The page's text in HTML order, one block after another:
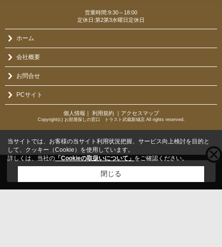
営業時間:9:30～18:00
定休日:第2第3水曜日定休日
ホーム
会社概要
お問合せ
PCサイト
個人情報 利用規約｜ アクセスマップ
Copyright(c) お部屋探しの窓口 トラスト武蔵新城店 All rights reserved.
こちらの物件をご覧の方にお勧めな物件
当サイトでは、お客様の当サイト利用状況把握、サービス向上検討を目的と
して、クッキー（Cookie）を使用しています。
詳しくは、当社の 「Cookieの取扱いについて」 をご確認ください。
閉じる